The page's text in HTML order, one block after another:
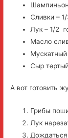
Сливки –
Лук – 1/2
Масло
Мускатный
Сыр
А вот готовить
Грибы
Лук
Дождаться